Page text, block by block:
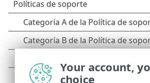
Your account,
choice